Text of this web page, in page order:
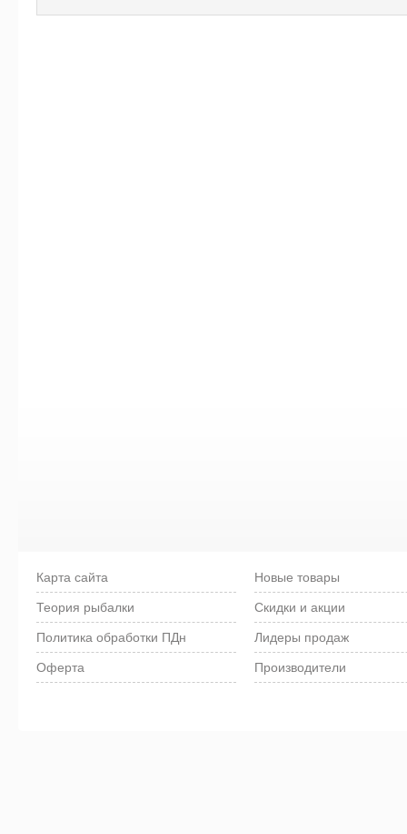
Карта сайта
Теория рыбалки
Политика обработки ПДн
Оферта
Новые товары
Скидки и акции
Лидеры продаж
Производители